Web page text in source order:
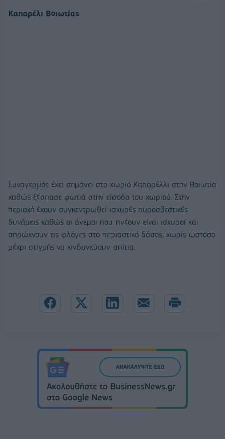
Καπαρέλι Βοιωτίας
Συναγερμός έχει σημάνει στο χωριό Καπαρέλλι στην Βοιωτία
καθώς ξέσπασε φωτιά στην είσοδο του χωριού. Στην
περιοχή έχουν συγκεντρωθεί ισχυρές πυροσβεστικές
δυνάμεις καθώς οι άνεμοι που πνέουν είναι ισχυροί και
σπρώχνουν τις φλόγες στο περιαστικό δάσος, χωρίς ωστόσο
μέχρι στιγμής να κινδυνεύουν σπίτια.